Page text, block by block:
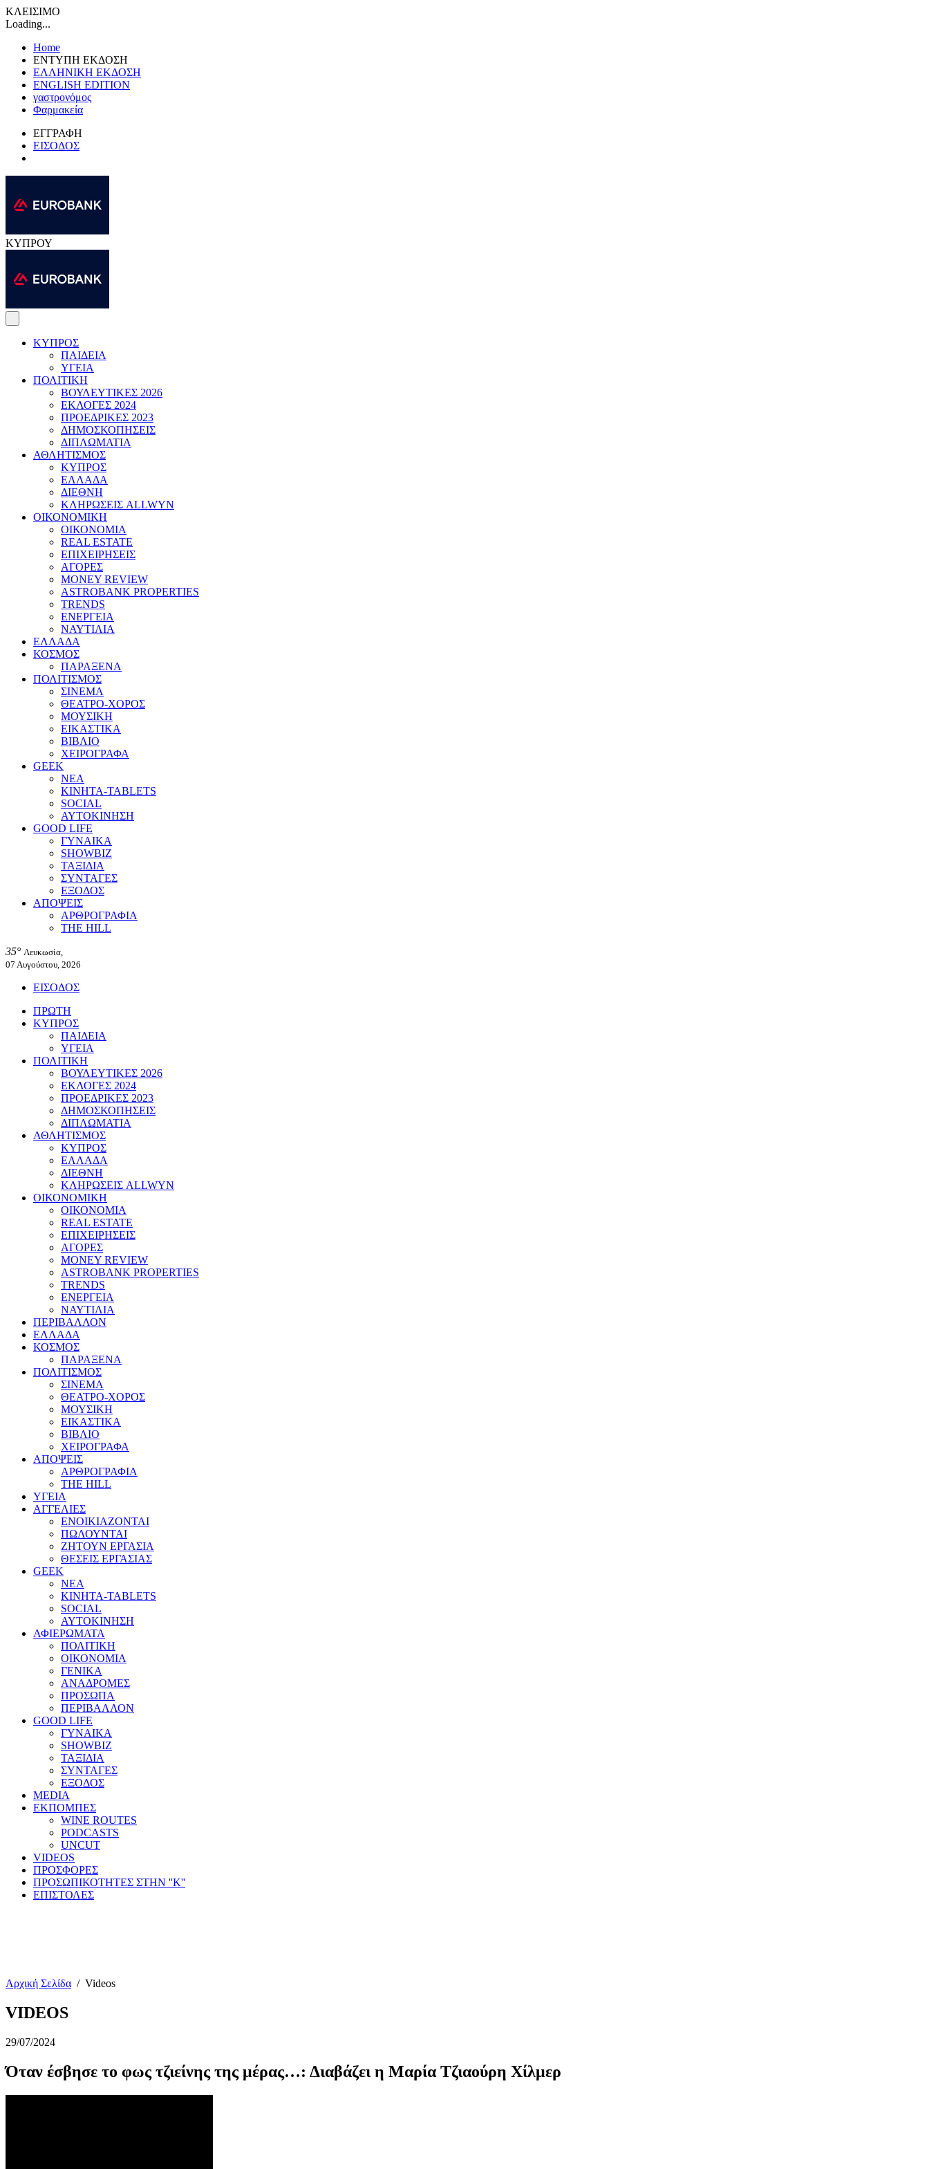
ΚΛΕΙΣΙΜΟ
Loading...
Home
ΕΝΤΥΠΗ ΕΚΔΟΣΗ
ΕΛΛΗΝΙΚΗ ΕΚΔΟΣΗ
ENGLISH EDITION
γαστρονόμος
Φαρμακεία
ΕΓΓΡΑΦΗ
ΕΙΣΟΔΟΣ
ΚΥΠΡΟΥ
ΚΥΠΡΟΣ
ΠΑΙΔΕΙΑ
ΥΓΕΙΑ
ΠΟΛΙΤΙΚΗ
ΒΟΥΛΕΥΤΙΚΕΣ 2026
ΕΚΛΟΓΕΣ 2024
ΠΡΟΕΔΡΙΚΕΣ 2023
ΔΗΜΟΣΚΟΠΗΣΕΙΣ
ΔΙΠΛΩΜΑΤΙΑ
ΑΘΛΗΤΙΣΜΟΣ
ΚΥΠΡΟΣ
ΕΛΛΑΔΑ
ΔΙΕΘΝΗ
ΚΛΗΡΩΣΕΙΣ ALLWYN
ΟΙΚΟΝΟΜΙΚΗ
ΟΙΚΟΝΟΜΙΑ
REAL ESTATE
ΕΠΙΧΕΙΡΗΣΕΙΣ
ΑΓΟΡΕΣ
MONEY REVIEW
ASTROBANK PROPERTIES
TRENDS
ΕΝΕΡΓΕΙΑ
ΝΑΥΤΙΛΙΑ
ΕΛΛΑΔΑ
ΚΟΣΜΟΣ
ΠΑΡΑΞΕΝΑ
ΠΟΛΙΤΙΣΜΟΣ
ΣΙΝΕΜΑ
ΘΕΑΤΡΟ-ΧΟΡΟΣ
ΜΟΥΣΙΚΗ
ΕΙΚΑΣΤΙΚΑ
ΒΙΒΛΙΟ
ΧΕΙΡΟΓΡΑΦΑ
GEEK
ΝΕΑ
ΚΙΝΗΤΑ-TABLETS
SOCIAL
ΑΥΤΟΚΙΝΗΣΗ
GOOD LIFE
ΓΥΝΑΙΚΑ
SHOWBIZ
ΤΑΞΙΔΙΑ
ΣΥΝΤΑΓΕΣ
ΕΞΟΔΟΣ
ΑΠΟΨΕΙΣ
ΑΡΘΡΟΓΡΑΦΙΑ
THE HILL
35° Λευκωσία,
07 Αυγούστου, 2026
ΕΙΣΟΔΟΣ
ΠΡΩΤΗ
ΚΥΠΡΟΣ
ΠΑΙΔΕΙΑ
ΥΓΕΙΑ
ΠΟΛΙΤΙΚΗ
ΒΟΥΛΕΥΤΙΚΕΣ 2026
ΕΚΛΟΓΕΣ 2024
ΠΡΟΕΔΡΙΚΕΣ 2023
ΔΗΜΟΣΚΟΠΗΣΕΙΣ
ΔΙΠΛΩΜΑΤΙΑ
ΑΘΛΗΤΙΣΜΟΣ
ΚΥΠΡΟΣ
ΕΛΛΑΔΑ
ΔΙΕΘΝΗ
ΚΛΗΡΩΣΕΙΣ ALLWYN
ΟΙΚΟΝΟΜΙΚΗ
ΟΙΚΟΝΟΜΙΑ
REAL ESTATE
ΕΠΙΧΕΙΡΗΣΕΙΣ
ΑΓΟΡΕΣ
MONEY REVIEW
ASTROBANK PROPERTIES
TRENDS
ΕΝΕΡΓΕΙΑ
ΝΑΥΤΙΛΙΑ
ΠΕΡΙΒΑΛΛΟΝ
ΕΛΛΑΔΑ
ΚΟΣΜΟΣ
ΠΑΡΑΞΕΝΑ
ΠΟΛΙΤΙΣΜΟΣ
ΣΙΝΕΜΑ
ΘΕΑΤΡΟ-ΧΟΡΟΣ
ΜΟΥΣΙΚΗ
ΕΙΚΑΣΤΙΚΑ
ΒΙΒΛΙΟ
ΧΕΙΡΟΓΡΑΦΑ
ΑΠΟΨΕΙΣ
ΑΡΘΡΟΓΡΑΦΙΑ
THE HILL
ΥΓΕΙΑ
ΑΓΓΕΛΙΕΣ
ΕΝΟΙΚΙΑΖΟΝΤΑΙ
ΠΩΛΟΥΝΤΑΙ
ΖΗΤΟΥΝ ΕΡΓΑΣΙΑ
ΘΕΣΕΙΣ ΕΡΓΑΣΙΑΣ
GEEK
ΝΕΑ
ΚΙΝΗΤΑ-TABLETS
SOCIAL
ΑΥΤΟΚΙΝΗΣΗ
ΑΦΙΕΡΩΜΑΤΑ
ΠΟΛΙΤΙΚΗ
ΟΙΚΟΝΟΜΙΑ
ΓΕΝΙΚΑ
ΑΝΑΔΡΟΜΕΣ
ΠΡΟΣΩΠΑ
ΠΕΡΙΒΑΛΛΟΝ
GOOD LIFE
ΓΥΝΑΙΚΑ
SHOWBIZ
ΤΑΞΙΔΙΑ
ΣΥΝΤΑΓΕΣ
ΕΞΟΔΟΣ
MEDIA
ΕΚΠΟΜΠΕΣ
WINE ROUTES
PODCASTS
UNCUT
VIDEOS
ΠΡΟΣΦΟΡΕΣ
ΠΡΟΣΩΠΙΚΟΤΗΤΕΣ ΣΤΗΝ ''Κ''
ΕΠΙΣΤΟΛΕΣ
Αρχική Σελίδα / Videos
VIDEOS
29/07/2024
Όταν έσβησε το φως τζιείνης της μέρας…: Διαβάζει η Μαρία Τζιαούρη Χίλμερ